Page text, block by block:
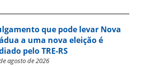
que pode levar Nova
a uma nova eleição é
pelo TRE-RS
agosto de 2026